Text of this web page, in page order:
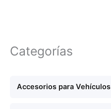
Categorías
Accesorios para Vehículos